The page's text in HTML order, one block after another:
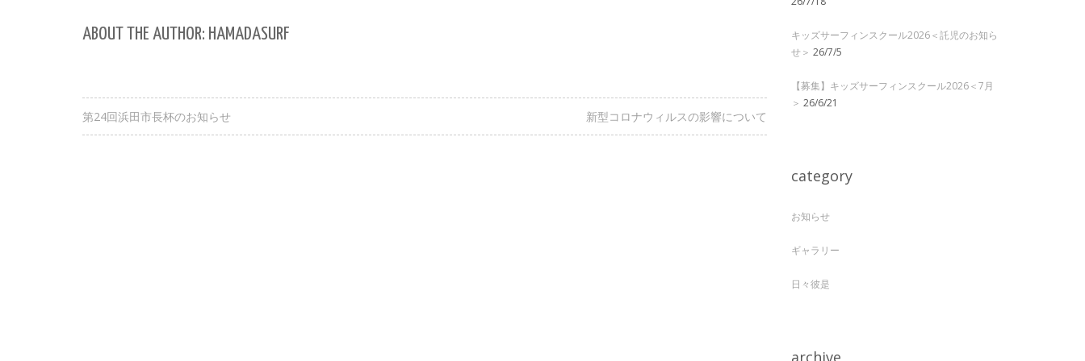
ABOUT THE AUTHOR: HAMADASURF
第24回浜田市長杯のお知らせ 新型コロナウィルスの影響について
キッズサーフィンスクール2026＜託児のお知ら
せ＞ 26/7/5
【募集】キッズサーフィンスクール2026＜7月
＞ 26/6/21
category
お知らせ
ギャラリー
日々彼是
archive